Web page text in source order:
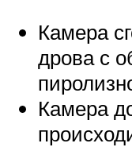
Камера
дрова с
Камера